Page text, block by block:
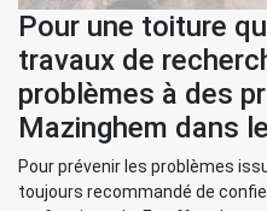
Pour une toiture
travaux de
problèmes à des
Mazinghem dans
Pour prévenir les problèmes
toujours recommandé de